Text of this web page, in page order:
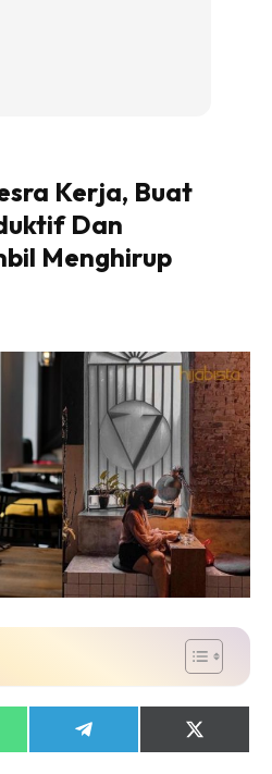
Kerja, Buat
Dan
Menghirup
Share
on
Share
on